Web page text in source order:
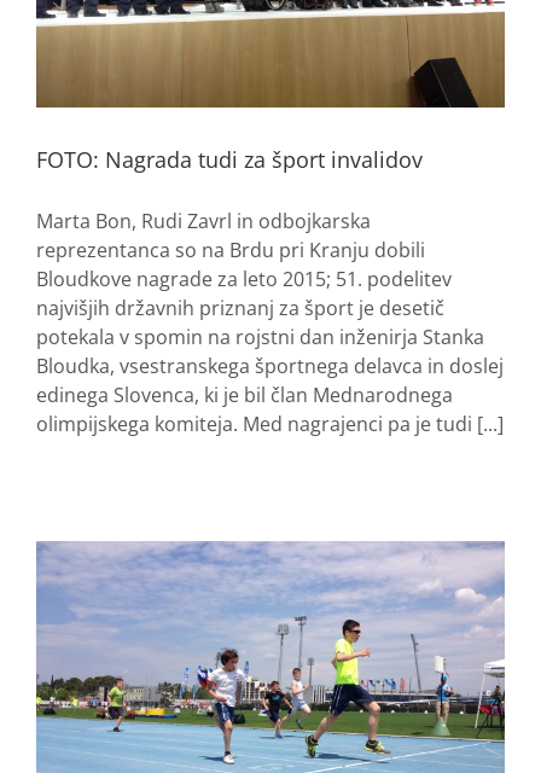
FOTO: Nagrada tudi za šport invalidov
Marta Bon, Rudi Zavrl in odbojkarska
reprezentanca so na Brdu pri Kranju dobili
Bloudkove nagrade za leto 2015; 51. podelitev
najvišjih državnih priznanj za šport je desetič
potekala v spomin na rojstni dan inženirja Stanka
Bloudka, vsestranskega športnega delavca in doslej
edinega Slovenca, ki je bil član Mednarodnega
olimpijskega komiteja. Med nagrajenci pa je tudi [...]